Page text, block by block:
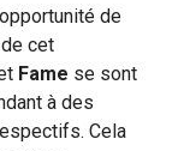
de
cet
Fame se sont
à des
Cela